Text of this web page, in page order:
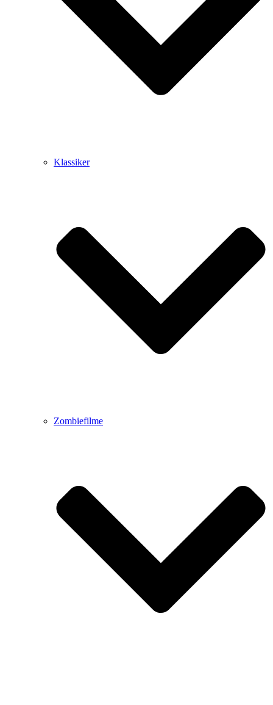
Klassiker
Zombiefilme